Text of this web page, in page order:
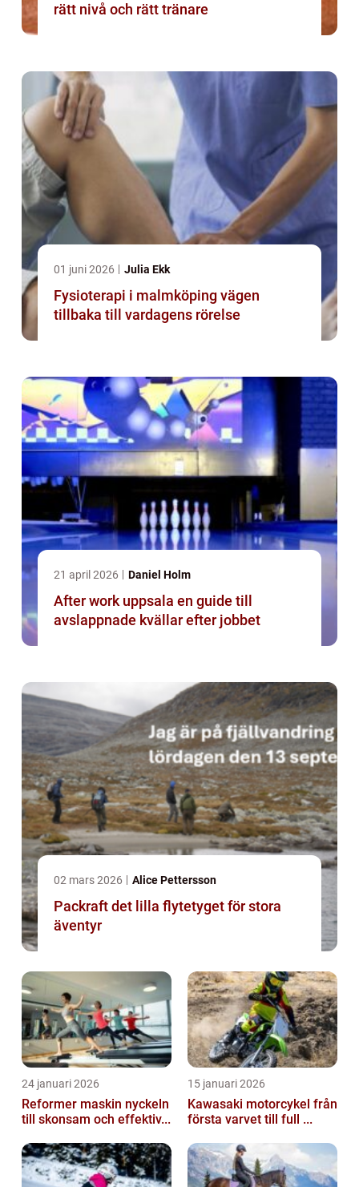
rätt nivå och rätt tränare
01 juni 2026 Julia Ekk
Fysioterapi i malmköping vägen
tillbaka till vardagens rörelse
21 april 2026 Daniel Holm
After work uppsala en guide till
avslappnade kvällar efter jobbet
02 mars 2026 Alice Pettersson
Packraft det lilla flytetyget för stora
äventyr
24 januari 2026
Reformer maskin nyckeln
till skonsam och effektiv...
15 januari 2026
Kawasaki motorcykel från
första varvet till full ...